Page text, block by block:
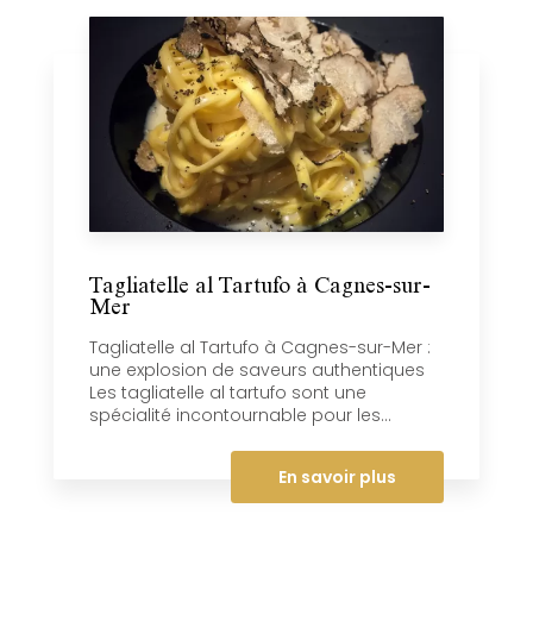
Tagliatelle al Tartufo à Cagnes-sur-
Mer
Tagliatelle al Tartufo à Cagnes-sur-Mer :
une explosion de saveurs authentiques
Les tagliatelle al tartufo sont une
spécialité incontournable pour les...
En savoir plus